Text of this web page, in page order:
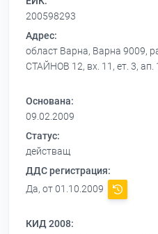
200598293
Адрес:
област Варна, Варна 9009,
СТАЙНОВ 12, вх. 11, ет. 3, ап.
Основана:
09.02.2009
Статус:
действащ
ДДС регистрация:
Да, от 01.10.2009
КИД 2008: